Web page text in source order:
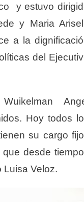
y estuvo
y Maria
a la
del
Wuikelman
Hoy todos
su cargo
desde
Luisa Veloz.